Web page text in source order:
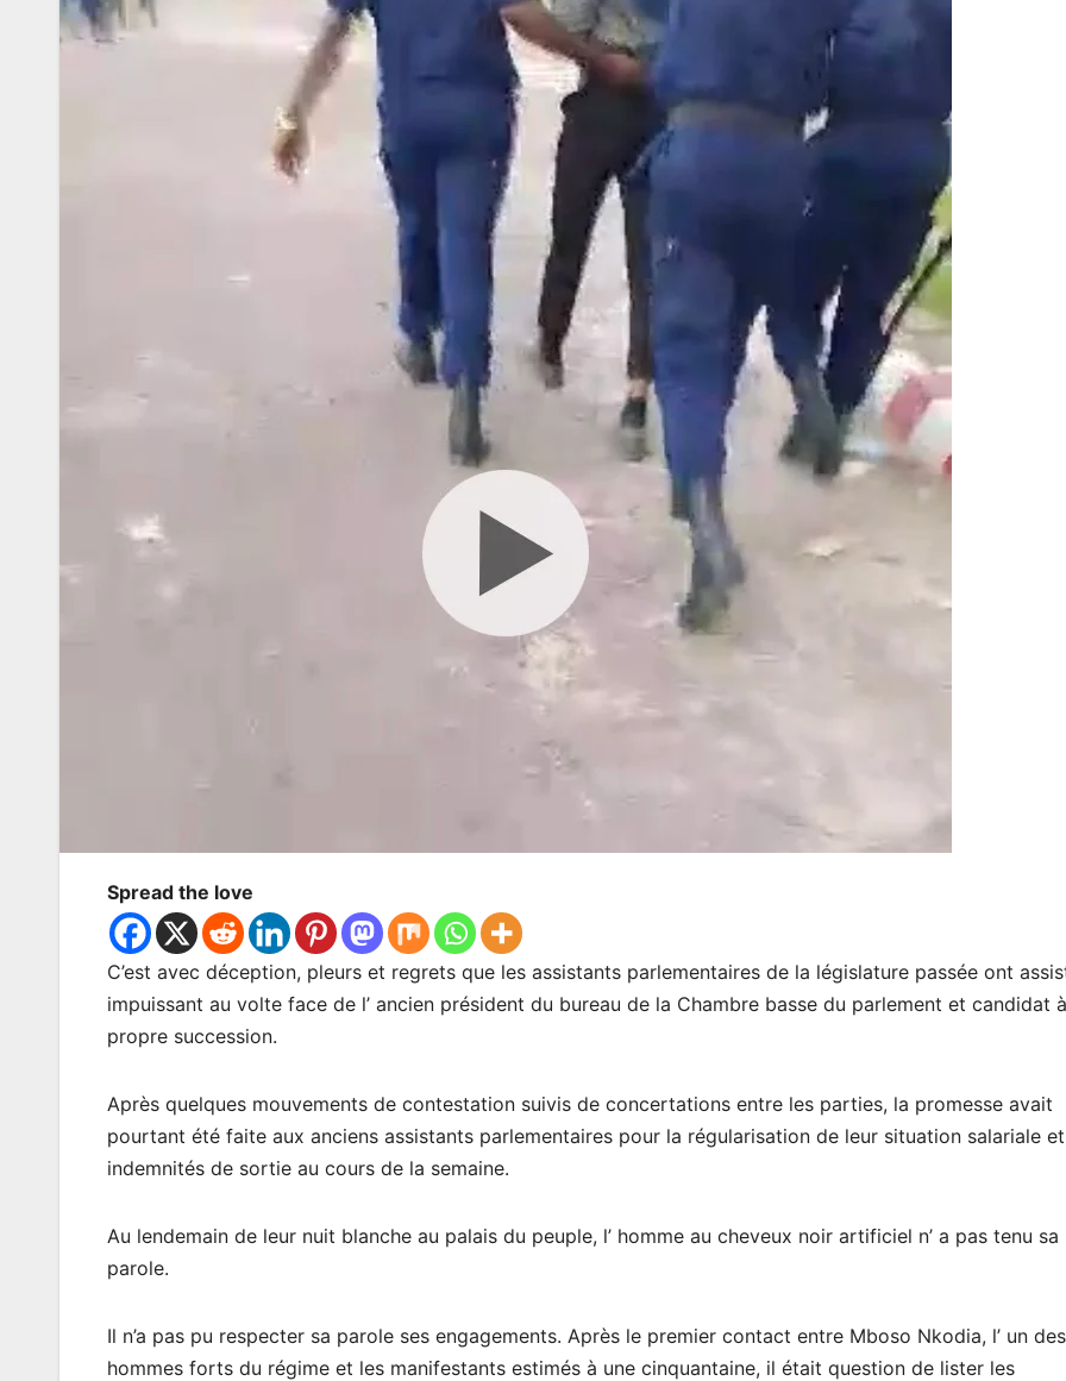
Spread the love
C’est avec déception, pleurs et regrets que les assistants parlementaires de la législature passée ont
impuissant au volte face de l’ ancien président du bureau de la Chambre basse du parlement et candidat
propre succession.
Après quelques mouvements de contestation suivis de concertations entre les parties, la promesse avait
pourtant été faite aux anciens assistants parlementaires pour la régularisation de leur situation salariale
indemnités de sortie au cours de la semaine.
Au lendemain de leur nuit blanche au palais du peuple, l’ homme au cheveux noir artificiel n’ a pas tenu sa
parole.
Il n’a pas pu respecter sa parole ses engagements. Après le premier contact entre Mboso Nkodia, l’ un des
hommes forts du régime et les manifestants estimés à une cinquantaine, il était question de lister les